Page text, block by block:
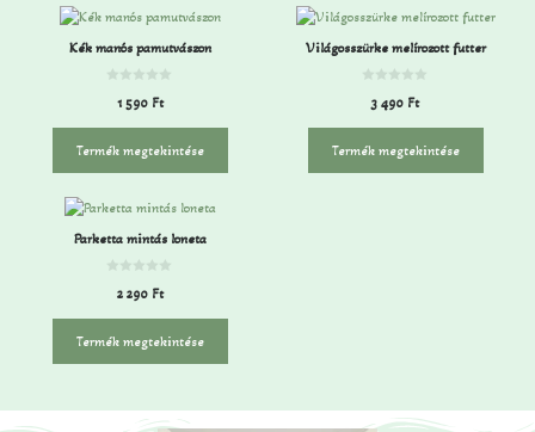
Kék manós pamutvászon
5
b
l
1 590 Ft
Termék megtekintése
Világosszürke melírozott futter
5
b
l
3 490 Ft
Termék megtekintése
Parketta mintás loneta
5
b
l
2 290 Ft
Termék megtekintése